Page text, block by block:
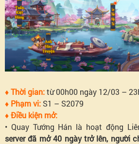
♦ Thời gian:từ 00h00 ngày 12/03 –
♦ Phạm vi: S1 – S2079
♦ Điều kiện mở:
• Quay Tướng Hán là hoạt động
server đã mở 40 ngày trở lên, người
Tung
Hoành
-
Truyện